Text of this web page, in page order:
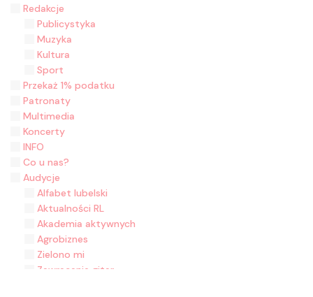
Redakcje
Publicystyka
Muzyka
Kultura
Sport
Przekaż 1% podatku
Patronaty
Multimedia
Koncerty
INFO
Co u nas?
Audycje
Alfabet lubelski
Aktualności RL
Akademia aktywnych
Agrobiznes
Zielono mi
Zawracanie gitar